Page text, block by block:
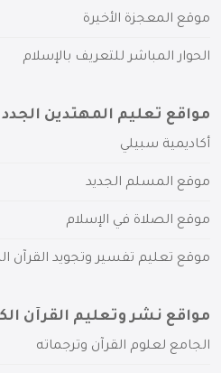
موقع المعجزة الأخيرة
الحوار المباشر للتعريف بالإسلام
مواقع تعليم المهتدين الجدد
أكاديمية سبيلي
موقع المسلم الجديد
موقع الصلاة في الإسلام
موقع تعليم تفسير وتجويد القرآن
مواقع نشر وتعليم القرآن
الجامع لعلوم القرآن وترجماته